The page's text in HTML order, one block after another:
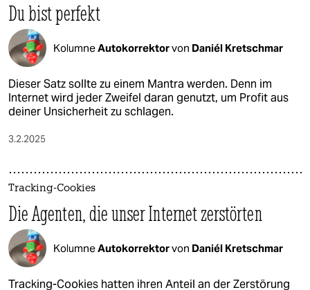
Du bist perfekt
KolumneAutokorrektorvon Daniél Kretschmar
Dieser Satz sollte zu einem Mantra werden. Denn im
Internet wird jeder Zweifel daran genutzt, um Profit aus
deiner Unsicherheit zu schlagen.
3.2.2025
Tracking-Cookies
Die Agenten, die unser Internet zerstörten
KolumneAutokorrektorvon Daniél Kretschmar
Tracking-Cookies hatten ihren Anteil an der Zerstörung